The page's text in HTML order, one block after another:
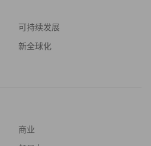
可持续发展
新全球化
商业